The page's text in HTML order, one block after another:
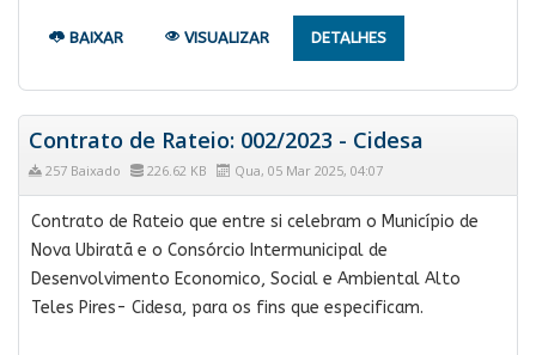
BAIXAR VISUALIZAR DETALHES
Contrato de Rateio: 002/2023 - Cidesa
257 Baixado 226.62 KB Qua, 05 Mar 2025, 04:07
Contrato de Rateio que entre si celebram o Município de
Nova Ubiratã e o Consórcio Intermunicipal de
Desenvolvimento Economico, Social e Ambiental Alto
Teles Pires- Cidesa, para os fins que especificam.